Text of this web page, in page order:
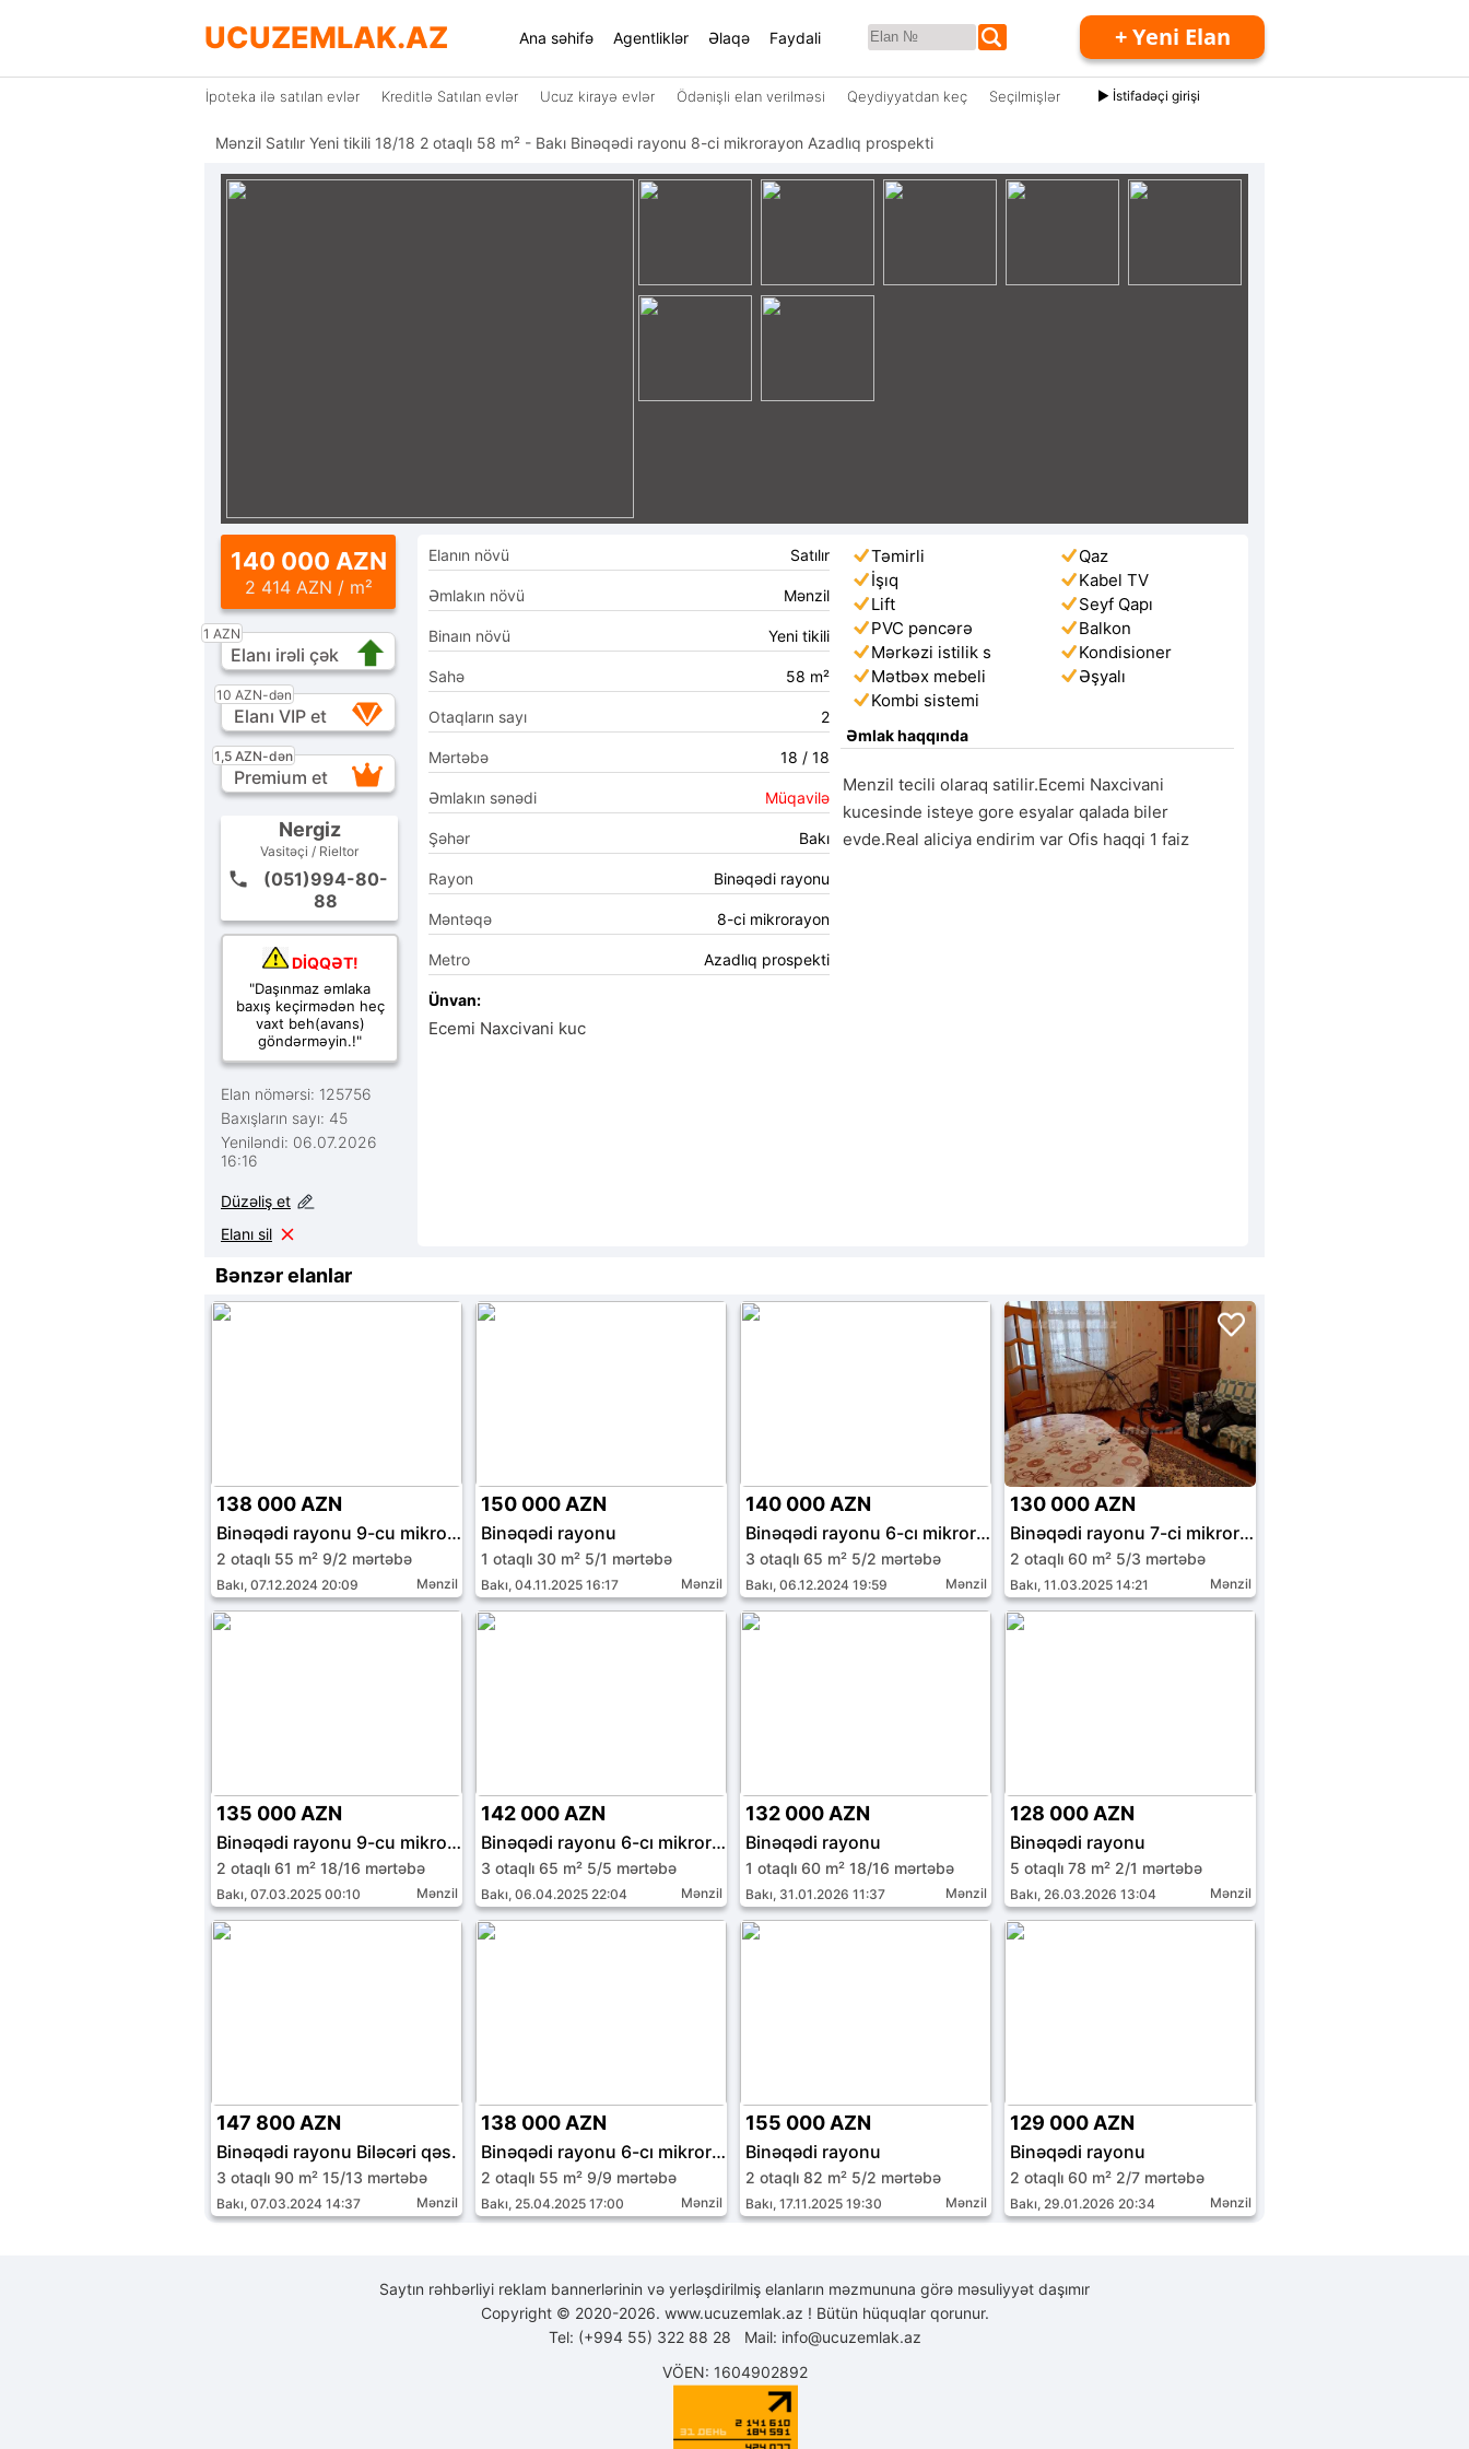
UCUZEMLAK.AZ Ana səhifə Agentliklər Əlaqə Faydali + Yeni Elan
İpoteka ilə satılan evlər Kreditlə Satılan evlər Ucuz kirayə evlər Ödənişli elan verilməsi Qeydiyyatdan keç Seçilmişlər ► İstifadəçi girişi
Mənzil Satılır Yeni tikili 18/18 2 otaqlı 58 m² - Bakı Binəqədi rayonu 8-ci mikrorayon Azadlıq prospekti
140 000 AZN
2 414 AZN / m²
1 AZN
Elanı irəli çək
10 AZN-dən
Elanı VIP et
1,5 AZN-dən
Premium et
Nergiz
Vasitəçi / Rieltor
(051)994-80-
88
DİQQƏT!
"Daşınmaz əmlaka
baxış keçirmədən heç
vaxt beh(avans)
göndərməyin.!"
Elan nömərsi: 125756
Baxışların sayı: 45
Yeniləndi: 06.07.2026
16:16
Düzəliş et
Elanı sil
Elanın növü Satılır
Əmlakın növü Mənzil
Binaın növü Yeni tikili
Sahə 58 m²
Otaqların sayı 2
Mərtəbə 18 / 18
Əmlakın sənədi Müqavilə
Şəhər Bakı
Rayon Binəqədi rayonu
Məntəqə 8-ci mikrorayon
Metro Azadlıq prospekti
Ünvan:
Ecemi Naxcivani kuc
Təmirli
Qaz
İşıq
Kabel TV
Lift
Seyf Qapı
PVC pəncərə
Balkon
Mərkəzi istilik s
Kondisioner
Mətbəx mebeli
Əşyalı
Kombi sistemi
Əmlak haqqında
Menzil tecili olaraq satilir.Ecemi Naxcivani
kucesinde isteye gore esyalar qalada biler
evde.Real aliciya endirim var Ofis haqqi 1 faiz
Bənzər elanlar
138 000 AZN
Binəqədi rayonu 9-cu mikrorayon
2 otaqlı 55 m² 9/2 mərtəbə
Bakı, 07.12.2024 20:09 Mənzil
150 000 AZN
Binəqədi rayonu
1 otaqlı 30 m² 5/1 mərtəbə
Bakı, 04.11.2025 16:17 Mənzil
140 000 AZN
Binəqədi rayonu 6-cı mikrorayon
3 otaqlı 65 m² 5/2 mərtəbə
Bakı, 06.12.2024 19:59 Mənzil
130 000 AZN
Binəqədi rayonu 7-ci mikrorayon
2 otaqlı 60 m² 5/3 mərtəbə
Bakı, 11.03.2025 14:21 Mənzil
135 000 AZN
Binəqədi rayonu 9-cu mikrorayon
2 otaqlı 61 m² 18/16 mərtəbə
Bakı, 07.03.2025 00:10 Mənzil
142 000 AZN
Binəqədi rayonu 6-cı mikrorayon
3 otaqlı 65 m² 5/5 mərtəbə
Bakı, 06.04.2025 22:04 Mənzil
132 000 AZN
Binəqədi rayonu
1 otaqlı 60 m² 18/16 mərtəbə
Bakı, 31.01.2026 11:37 Mənzil
128 000 AZN
Binəqədi rayonu
5 otaqlı 78 m² 2/1 mərtəbə
Bakı, 26.03.2026 13:04 Mənzil
147 800 AZN
Binəqədi rayonu Biləcəri qəs.
3 otaqlı 90 m² 15/13 mərtəbə
Bakı, 07.03.2024 14:37 Mənzil
138 000 AZN
Binəqədi rayonu 6-cı mikrorayon
2 otaqlı 55 m² 9/9 mərtəbə
Bakı, 25.04.2025 17:00 Mənzil
155 000 AZN
Binəqədi rayonu
2 otaqlı 82 m² 5/2 mərtəbə
Bakı, 17.11.2025 19:30 Mənzil
129 000 AZN
Binəqədi rayonu
2 otaqlı 60 m² 2/7 mərtəbə
Bakı, 29.01.2026 20:34 Mənzil
Saytın rəhbərliyi reklam bannerlərinin və yerləşdirilmiş elanların məzmununa görə məsuliyyət daşımır
Copyright © 2020-2026. www.ucuzemlak.az ! Bütün hüquqlar qorunur.
Tel: (+994 55) 322 88 28 Mail: info@ucuzemlak.az
VÖEN: 1604902892